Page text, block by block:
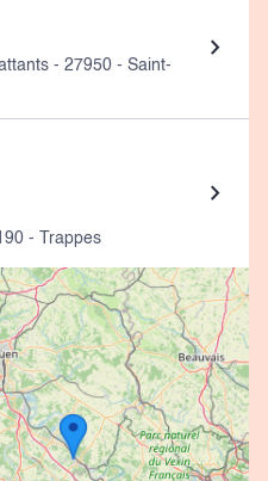
- 27950 - Saint-
- Trappes